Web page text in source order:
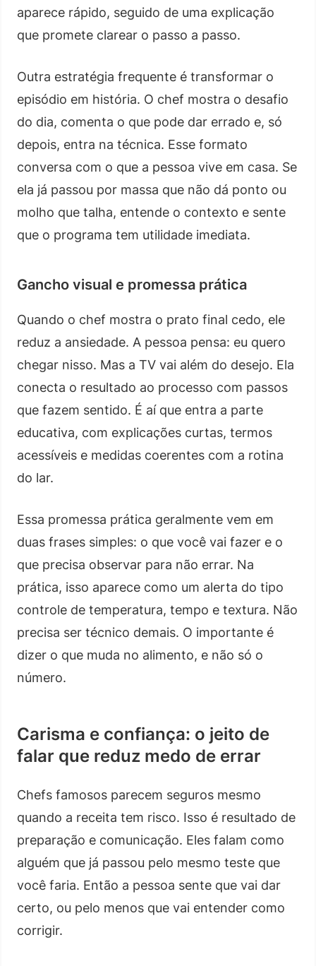
aparece rápido, seguido de uma explicação
que promete clarear o passo a passo.
Outra estratégia frequente é transformar o
episódio em história. O chef mostra o desafio
do dia, comenta o que pode dar errado e, só
depois, entra na técnica. Esse formato
conversa com o que a pessoa vive em casa. Se
ela já passou por massa que não dá ponto ou
molho que talha, entende o contexto e sente
que o programa tem utilidade imediata.
Gancho visual e promessa prática
Quando o chef mostra o prato final cedo, ele
reduz a ansiedade. A pessoa pensa: eu quero
chegar nisso. Mas a TV vai além do desejo. Ela
conecta o resultado ao processo com passos
que fazem sentido. É aí que entra a parte
educativa, com explicações curtas, termos
acessíveis e medidas coerentes com a rotina
do lar.
Essa promessa prática geralmente vem em
duas frases simples: o que você vai fazer e o
que precisa observar para não errar. Na
prática, isso aparece como um alerta do tipo
controle de temperatura, tempo e textura. Não
precisa ser técnico demais. O importante é
dizer o que muda no alimento, e não só o
número.
Carisma e confiança: o jeito de
falar que reduz medo de errar
Chefs famosos parecem seguros mesmo
quando a receita tem risco. Isso é resultado de
preparação e comunicação. Eles falam como
alguém que já passou pelo mesmo teste que
você faria. Então a pessoa sente que vai dar
certo, ou pelo menos que vai entender como
corrigir.